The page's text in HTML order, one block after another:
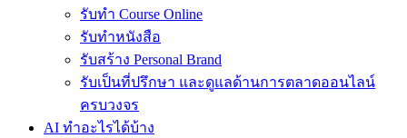
รับทำ Course Online
รับทำหนังสือ
รับสร้าง Personal Brand
รับเป็นที่ปรึกษา และดูแลด้านการตลาดออนไลน์
ครบวงจร
AI ทำอะไรได้บ้าง